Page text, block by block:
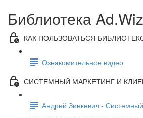
Библиотека
КАК ПОЛЬЗОВАТЬСЯ
Ознакомительное видео
СИСТЕМНЫЙ МАРКЕТИНГ И
Андрей Зинкевич - Системный